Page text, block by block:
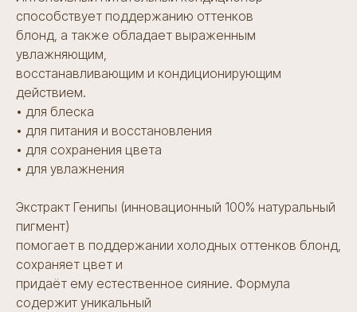
способствует поддержанию оттенков
блонд, а также обладает выраженным
увлажняющим,
восстанавливающим и кондиционирующим
действием.
• для блеска
• для питания и восстановления
• для сохранения цвета
• для увлажнения
Экстракт Генипы (инновационный 100% натуральный
пигмент)
помогает в поддержании холодных оттенков блонд,
сохраняет цвет и
придаёт ему естественное сияние. Формула
содержит уникальный